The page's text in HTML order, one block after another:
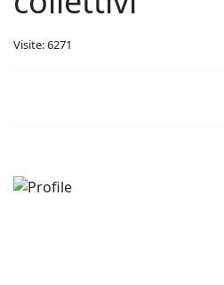
Visite: 6271